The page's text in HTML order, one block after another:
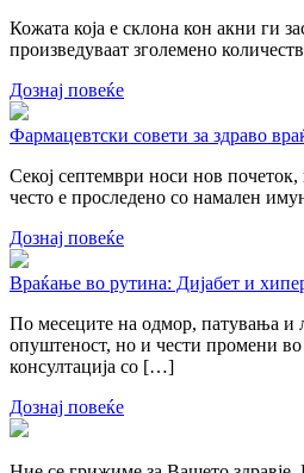
Кожата која е склона кон акни ги
произведуваат зголемено
Дознај повеќе
Фармацевтски совети за здраво
Секој септември носи нов
често е проследено со намален
Дознај повеќе
Враќање во рутина: Дијабет и
По месеците на одмор, патувања и
опуштеност, но и чести промени во
консултација со […]
Дознај повеќе